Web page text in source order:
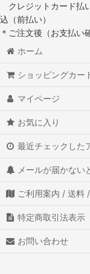
クレジットカード払
込（前払い）
＊ご注文後（お支払い
ホーム
ショッピングカー
マイページ
お気に入り
最近チェックした
メールが届かない
ご利用案内 / 送料
特定商取引法表示
お問い合わせ